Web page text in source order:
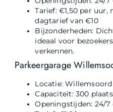
Tarief: €1,50 per
dagtarief van €10
Bijzonderheden:
ideaal voor
verkennen.
Parkeergarage
Locatie: Willemsoord
Capaciteit: 300
Openingstijden: 24/7